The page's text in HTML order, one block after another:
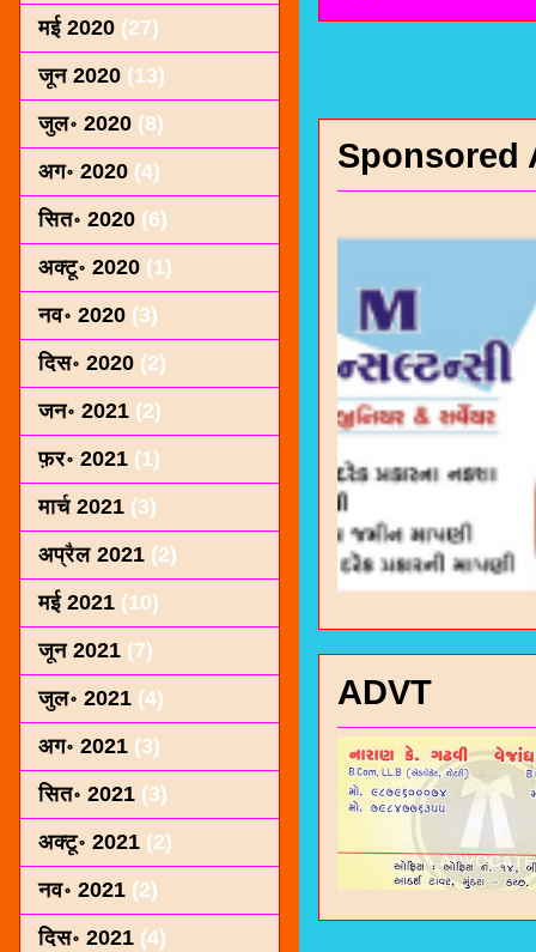
Sponsored
ADVT
मई 2020 (27)
जून 2020 (13)
जुल॰ 2020 (8)
अग॰ 2020 (4)
सित॰ 2020 (6)
अक्टू॰ 2020 (1)
नव॰ 2020 (3)
दिस॰ 2020 (2)
जन॰ 2021 (2)
फ़र॰ 2021 (1)
मार्च 2021 (3)
अप्रैल 2021 (2)
मई 2021 (10)
जून 2021 (7)
जुल॰ 2021 (4)
अग॰ 2021 (3)
सित॰ 2021 (3)
अक्टू॰ 2021 (2)
नव॰ 2021 (2)
दिस॰ 2021 (4)